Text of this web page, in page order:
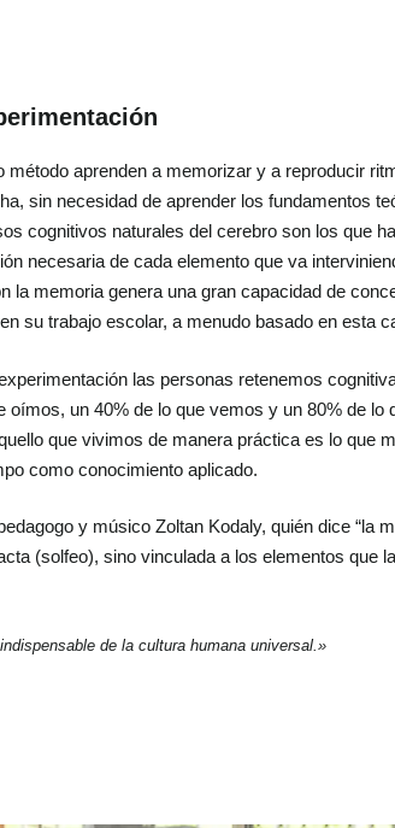
método aprenden a memorizar y a reproducir
sin necesidad de aprender los fundamentos
cognitivos naturales del cerebro son los que
necesaria de cada elemento que va
la memoria genera una gran capacidad de
su trabajo escolar, a menudo basado en esta
las personas retenemos
oímos, un 40% de lo que vemos y un 80% de lo
que vivimos de manera práctica es lo que
como conocimiento aplicado.
y músico Zoltan Kodaly, quién dice “la
(solfeo), sino vinculada a los elementos que
de la cultura humana universal.»